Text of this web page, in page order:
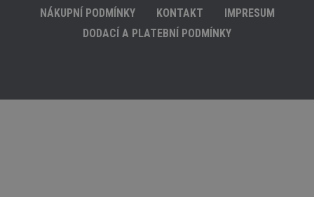
NÁKUPNÍ PODMÍNKY
KONTAKT
IMPRESUM
DODACÍ A PLATEBNÍ PODMÍNKY